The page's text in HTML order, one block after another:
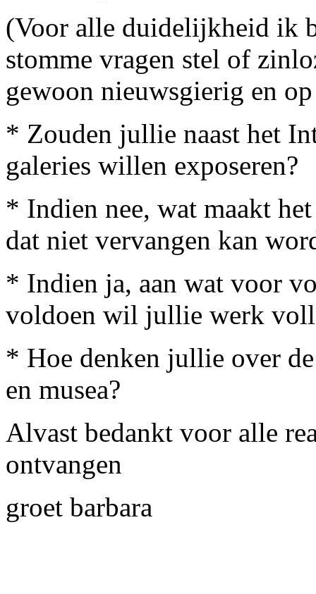
(Voor alle duidelijkheid ik
stomme vragen stel of
gewoon nieuwsgierig en
* Zouden jullie naast het
galeries willen exposeren?
* Indien nee, wat maakt
dat niet vervangen kan
* Indien ja, aan wat voor
voldoen wil jullie werk
* Hoe denken jullie over
en musea?
Alvast bedankt voor alle
ontvangen
groet barbara